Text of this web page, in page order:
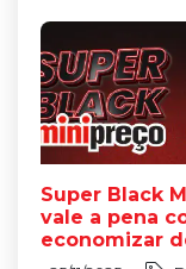
Super Black
vale a pena
economizar